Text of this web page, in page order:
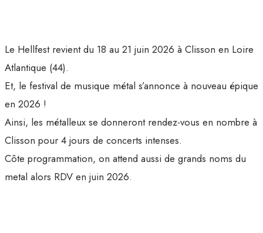
Le Hellfest revient du 18 au 21 juin 2026 à Clisson en Loire
Atlantique (44).
Et, le festival de musique métal s’annonce à nouveau épique
en 2026 !
Ainsi, les métalleux se donneront rendez-vous en nombre à
Clisson pour 4 jours de concerts intenses.
Côte programmation, on attend aussi de grands noms du
metal alors RDV en juin 2026.